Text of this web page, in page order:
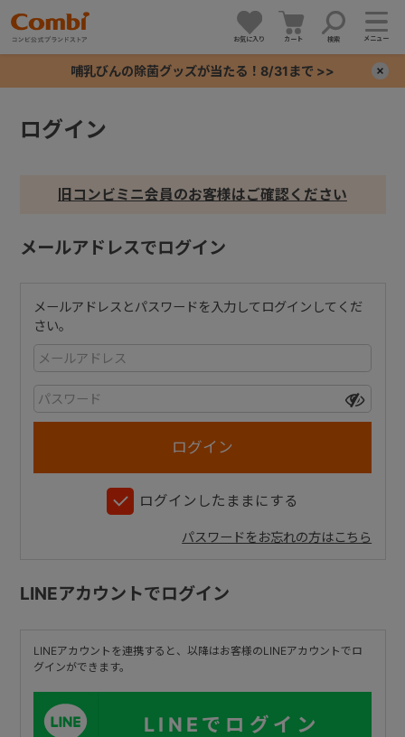
お気に入り カート 検索 メニュー
哺乳びんの除菌グッズが当たる！8/31まで >>
ログイン
旧コンビミニ会員のお客様はご確認ください
メールアドレスでログイン
メールアドレスとパスワードを入力してログインしてくだ
さい。
ログインしたままにする
パスワードをお忘れの方はこちら
LINEアカウントでログイン
LINEアカウントを連携すると、以降はお客様のLINEアカウントでロ
グインができます。
LINEでログイン